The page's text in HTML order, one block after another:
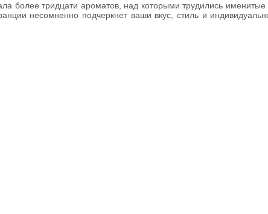
более тридцати ароматов, над которыми трудились
несомненно подчеркнет ваши вкус, стиль и